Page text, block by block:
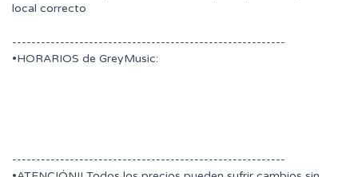
local correcto
---------------------------------------------------------
•HORARIOS de GreyMusic:
---------------------------------------------------------